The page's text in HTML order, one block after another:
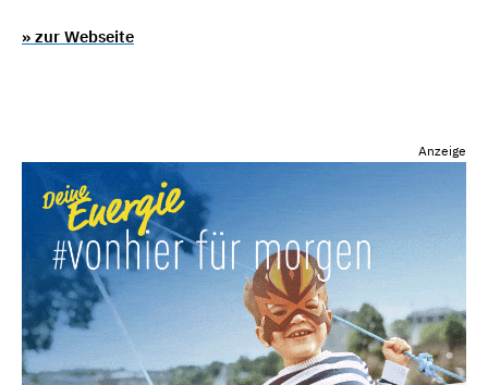
» zur Webseite
Anzeige